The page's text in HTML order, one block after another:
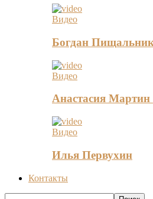
Видео
Богдан
Видео
Анастасия
Видео
Илья Первухин
Контакты